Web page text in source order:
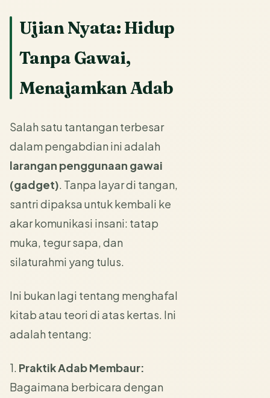
Ujian Nyata: Hidup
Tanpa Gawai,
Menajamkan Adab
Salah satu tantangan terbesar
dalam pengabdian ini adalah
larangan penggunaan gawai
(gadget). Tanpa layar di tangan,
santri dipaksa untuk kembali ke
akar komunikasi insani: tatap
muka, tegur sapa, dan
silaturahmi yang tulus.
Ini bukan lagi tentang menghafal
kitab atau teori di atas kertas. Ini
adalah tentang:
1. Praktik Adab Membaur:
Bagaimana berbicara dengan